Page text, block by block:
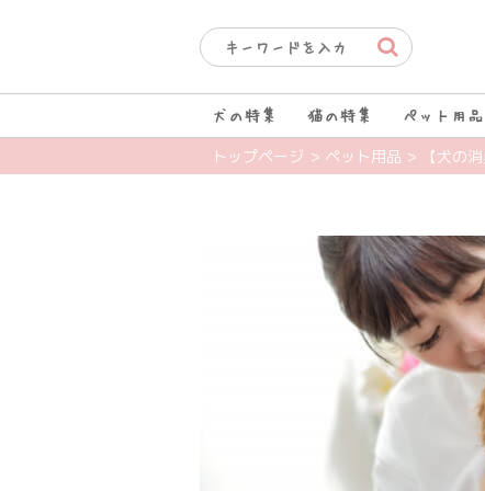
犬の特集 猫の特集 ペット用品
トップページ > ペット用品 > 【犬の